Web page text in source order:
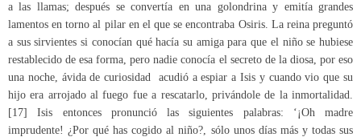
a las llamas; después se convertía en una golondrina y emitía grandes
lamentos en torno al pilar en el que se encontraba Osiris. La reina preguntó
a sus sirvientes si conocían qué hacía su amiga para que el niño se hubiese
restablecido de esa forma, pero nadie conocía el secreto de la diosa, por eso
una noche, ávida de curiosidad acudió a espiar a Isis y cuando vio que su
hijo era arrojado al fuego fue a rescatarlo, privándole de la inmortalidad.
[17] Isis entonces pronunció las siguientes palabras: ‘¡Oh madre
imprudente! ¿Por qué has cogido al niño?, sólo unos días más y todas sus